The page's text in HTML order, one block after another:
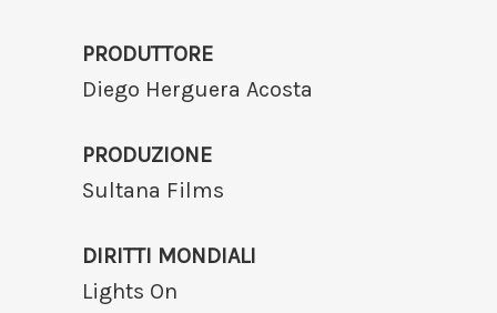
PRODUTTORE
Diego Herguera Acosta
PRODUZIONE
Sultana Films
DIRITTI MONDIALI
Lights On